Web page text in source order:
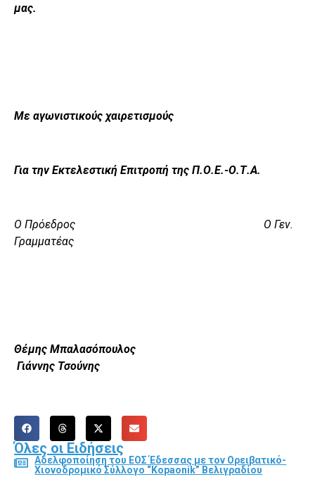
μας.
Με αγωνιστικούς χαιρετισμούς
Για την Εκτελεστική Επιτροπή της Π.Ο.Ε.-Ο.Τ.Α.
Ο Πρόεδρος Ο Γεν.
Γραμματέας
Θέμης Μπαλασόπουλος
Γιάννης Τσούνης
Όλες οι Ειδήσεις
Αδελφοποίηση του ΕΟΣ Έδεσσας με τον Ορειβατικό-
Χιονοδρομικό Σύλλογο “Kopaonik” Βελιγραδίου